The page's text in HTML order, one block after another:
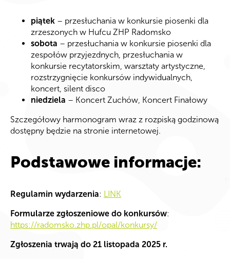
piątek – przesłuchania w konkursie piosenki dla
zrzeszonych w Hufcu ZHP Radomsko
sobota – przesłuchania w konkursie piosenki dla
zespołów przyjezdnych, przesłuchania w
konkursie recytatorskim, warsztaty artystyczne,
rozstrzygnięcie konkursów indywidualnych,
koncert, silent disco
niedziela – Koncert Zuchów, Koncert Finałowy
Szczegółowy harmonogram wraz z rozpiską godzinową
dostępny będzie na stronie internetowej.
Podstawowe informacje:
Regulamin wydarzenia: LINK
Formularze zgłoszeniowe do konkursów:
https://radomsko.zhp.pl/opal/konkursy/
Zgłoszenia trwają do 21 listopada 2025 r.